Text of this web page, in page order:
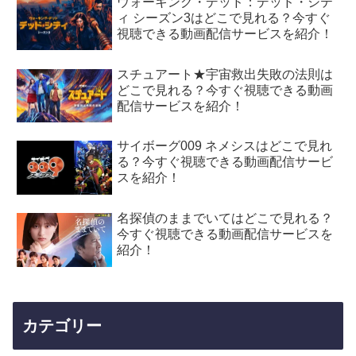
ィ シーズン3はどこで見れる？今すぐ
視聴できる動画配信サービスを紹介！
スチュアート★宇宙救出失敗の法則は
どこで見れる？今すぐ視聴できる動画
配信サービスを紹介！
サイボーグ009 ネメシスはどこで見れ
る？今すぐ視聴できる動画配信サービ
スを紹介！
名探偵のままでいてはどこで見れる？
今すぐ視聴できる動画配信サービスを
紹介！
カテゴリー